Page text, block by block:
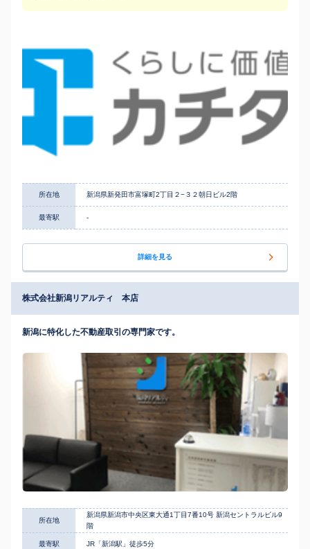
所在地 新潟県新発田市富塚町2丁目２−３２朝日ビル2階
最寄駅 -
詳細を見る
株式会社新潟リアルティ 本店
新潟に特化した不動産取引の専門家です。
所在地
新潟県新潟市中央区東大通1丁目7番10号 新潟セントラルビル9
階
最寄駅 JR「新潟駅」徒歩5分